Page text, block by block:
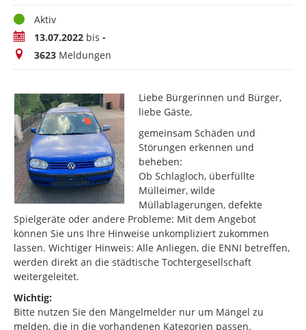
StatusAktiv
Zeitraum13.07.2022 bis -
Meldungen
3623 Meldungen
Liebe Bürgerinnen und Bürger,
liebe Gäste,
gemeinsam Schäden und
Störungen erkennen und
beheben:
Ob Schlagloch, überfüllte
Mülleimer, wilde
Müllablagerungen, defekte
Spielgeräte oder andere Probleme: Mit dem Angebot
können Sie uns Ihre Hinweise unkompliziert zukommen
lassen. Wichtiger Hinweis: Alle Anliegen, die ENNI betreffen,
werden direkt an die städtische Tochtergesellschaft
weitergeleitet.
Wichtig:
Bitte nutzen Sie den Mängelmelder nur um Mängel zu
melden, die in die vorhandenen Kategorien passen.